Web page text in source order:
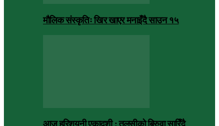
मौलिक संस्कृतिः खिर खाएर मनाइँदै साउन १५